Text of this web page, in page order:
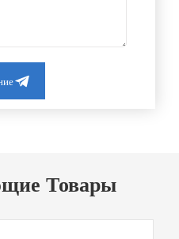
Товары